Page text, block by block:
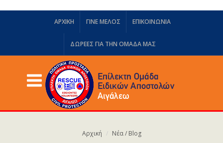
ΑΡΧΙΚΗ ΓΙΝΕ ΜΕΛΟΣ ΕΠΙΚΟΙΝΩΝΙΑ
ΔΩΡΕΈΣ ΓΙΑ ΤΗΝ ΟΜΆΔΑ ΜΑΣ
Αρχική Νέα / Blog